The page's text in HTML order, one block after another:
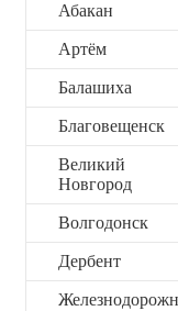
Абакан
Артём
Балашиха
Благовещенск
Великий
Новгород
Волгодонск
Дербент